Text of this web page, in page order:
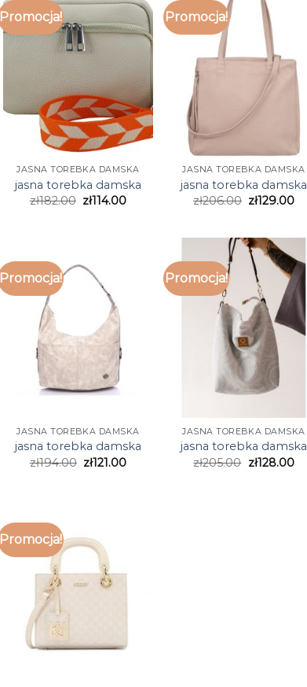
Promocja!
JASNA TOREBKA DAMSKA
jasna torebka damska
zł182.00 zł114.00
Promocja!
JASNA TOREBKA DAMSKA
jasna torebka damska
zł206.00 zł129.00
Promocja!
JASNA TOREBKA DAMSKA
jasna torebka damska
zł194.00 zł121.00
Promocja!
JASNA TOREBKA DAMSKA
jasna torebka damska
zł205.00 zł128.00
Promocja!